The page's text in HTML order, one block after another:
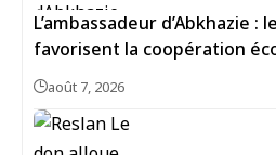
L’ambassadeur d’Abkhazie
favorisent la coopération
août 7, 2026